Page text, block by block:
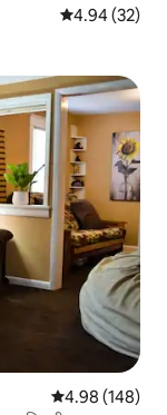
औसत रेटिंग 5 में
4.94 (32)
औसत रेटिंग 5 में से
4.98 (148)